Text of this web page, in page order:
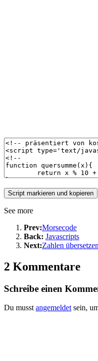
See more
Prev:Morsecode
Back: Javascripts
Next:Zahlen übersetzen
2 Kommentare
Schreibe einen
Du musst angemeldet sein,